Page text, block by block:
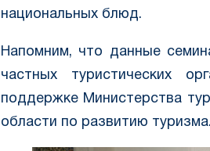
национальных блюд.
Напомним, что данные
частных туристических
поддержке Министерства
области по развитию туризма.